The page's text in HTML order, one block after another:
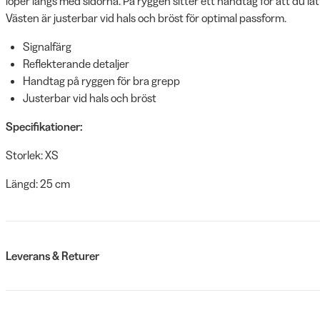
Västen är justerbar vid hals och bröst för optimal passform.
Signalfärg
Reflekterande detaljer
Handtag på ryggen för bra grepp
Justerbar vid hals och bröst
Specifikationer:
Storlek: XS
Längd: 25 cm
Leverans & Returer